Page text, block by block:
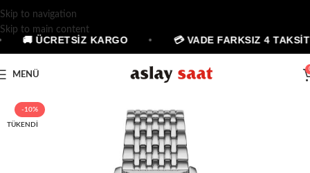
Skip to navigation
Skip to main content
🚚 ÜCRETSİZ KARGO 💳 VADE FARKSIZ 4 TAKSİT
MENÜ
-10%
TÜKENDI